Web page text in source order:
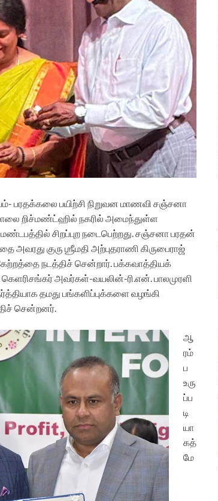
பரதக்கலை பயிற்சி நிறுவன மாணவி சஞ்சனா
றிச்மண்ட்ஹில் நகரில் அமைந்துள்ள
சிறப்புற நடைபெற்றது.சஞ்சனா பரதன்
குரு ஶ்ரீமதி அற்புதராணி கிருபைராஜ்
நடத்திச் சென்றார்.பக்கவாத்தியக்
அவர்கள்-வயலின்-ரி.என். பாலமுரளி
தமது பங்களிப்புக்களை வழங்கி
சென்றனர்.
ஆ
ரம்
ப
உரு
ப்ப
டி
யா
கத்
மே